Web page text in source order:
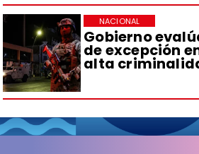
Gobierno
de excepción
alta
NACIONAL